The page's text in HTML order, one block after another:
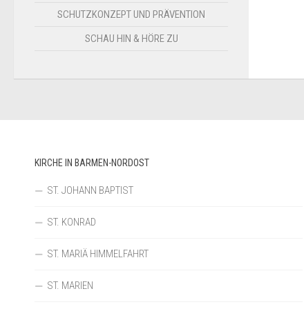
SCHUTZKONZEPT UND PRÄVENTION
SCHAU HIN & HÖRE ZU
KIRCHE IN BARMEN-NORDOST
ST. JOHANN BAPTIST
ST. KONRAD
ST. MARIÄ HIMMELFAHRT
ST. MARIEN